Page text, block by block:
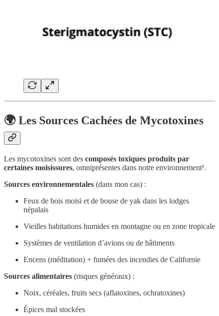
🌍 Les Sources Cachées de Mycotoxines
Les mycotoxines sont des composés toxiques produits par
certaines moisissures, omniprésentes dans notre environnement¹.
Sources environnementales (dans mon cas) :
Feux de bois moisi et de bouse de yak dans les lodges
népalais
Vieilles habitations humides en montagne ou en zone tropicale
Systèmes de ventilation d’avions ou de bâtiments
Encens (méditation) + fumées des incendies de Californie
Sources alimentaires (risques généraux) :
Noix, céréales, fruits secs (aflatoxines, ochratoxines)
Épices mal stockées